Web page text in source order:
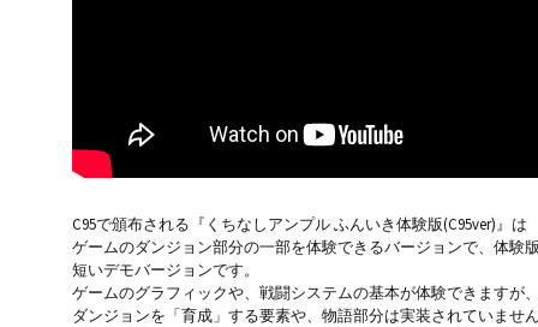
C95で頒布される『くちなしアンプル ふんいき体験版(C95ver)』は
ゲームのダンジョン部分の一部を体験できるバージョンで、体験
短いデモバージョンです。
ゲームのグラフィックや、戦闘システムの基本が体験できますが
ダンジョンを「育成」する要素や、物語部分は実装されていませ